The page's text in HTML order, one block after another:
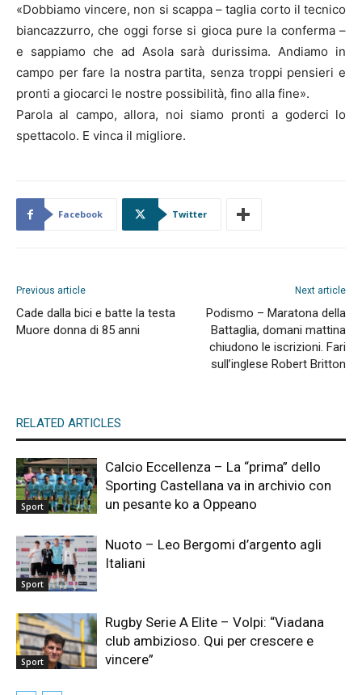
«Dobbiamo vincere, non si scappa – taglia corto il tecnico
biancazzurro, che oggi forse si gioca pure la conferma –
e sappiamo che ad Asola sarà durissima. Andiamo in
campo per fare la nostra partita, senza troppi pensieri e
pronti a giocarci le nostre possibilità, fino alla fine».
Parola al campo, allora, noi siamo pronti a goderci lo
spettacolo. E vinca il migliore.
Facebook Twitter
Previous article
Cade dalla bici e batte la testa
Muore donna di 85 anni
Next article
Podismo – Maratona della
Battaglia, domani mattina
chiudono le iscrizioni. Fari
sull’inglese Robert Britton
RELATED ARTICLES
Sport
Calcio Eccellenza – La “prima” dello
Sporting Castellana va in archivio con
un pesante ko a Oppeano
Sport
Nuoto – Leo Bergomi d’argento agli
Italiani
Sport
Rugby Serie A Elite – Volpi: “Viadana
club ambizioso. Qui per crescere e
vincere”